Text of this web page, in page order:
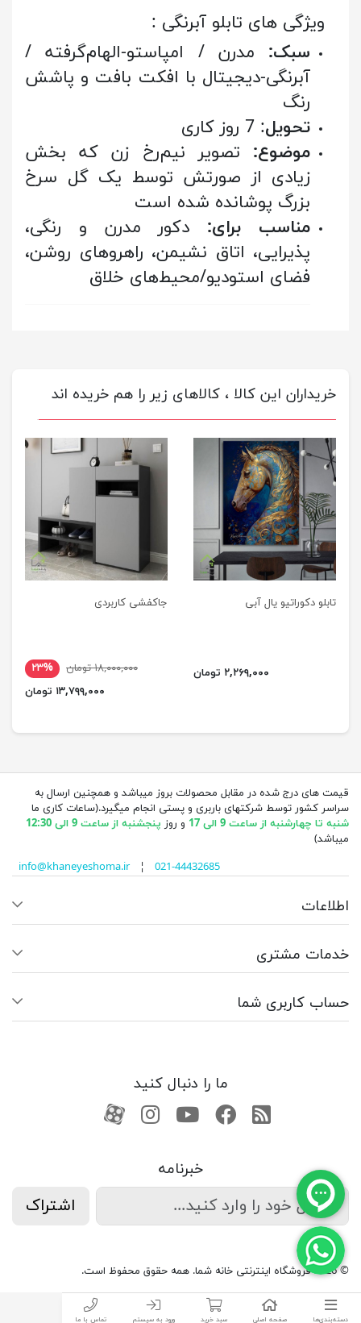
دسته‌بندی‌ها صفحه اصلی سبد خرید ورود به سیستم تماس با ما
سبک: مدرن / امپاستو-الهام‌گرفته /
آبرنگی-دیجیتال با افکت بافت و پاشش
رنگ
تحویل: 7 روز کاری
موضوع: تصویر نیم‌رخ زن که بخش
زیادی از صورتش توسط یک گل سرخ
بزرگ پوشانده شده است
مناسب برای: دکور مدرن و رنگی،
پذیرایی، اتاق نشیمن، راهروهای روشن،
فضای استودیو/محیط‌های خلاق
خریداران این کالا ، کالاهای زیر را هم خریده اند
تابلو دکوراتیو یال آبی
۲,۲۶۹,۰۰۰ تومان
جاکفشی کاربردی
۱۸,۰۰۰,۰۰۰ تومان
۲۳%
۱۳,۷۹۹,۰۰۰ تومان
قیمت های درج شده در مقابل محصولات بروز میباشد و همچنین ارسال به
سراسر کشور توسط شرکتهای باربری و پستی انجام میگیرد.(ساعات کاری ما
شنبه تا چهارشنبه از ساعت 9 الی 17
و روز پنجشنبه از ساعت 9 الی 12:30
میباشد)
info@khaneyeshoma.ir¦ 021-44432685
اطلاعات
خدمات مشتری
حساب کاربری شما
ما را دنبال کنید
RSSفیسبوکیوتیوبکانال آپارات
کانال آپارات
خبرنامه
اشتراک
© 2026 فروشگاه اینترنتی خانه شما. همه حقوق محفوظ است.